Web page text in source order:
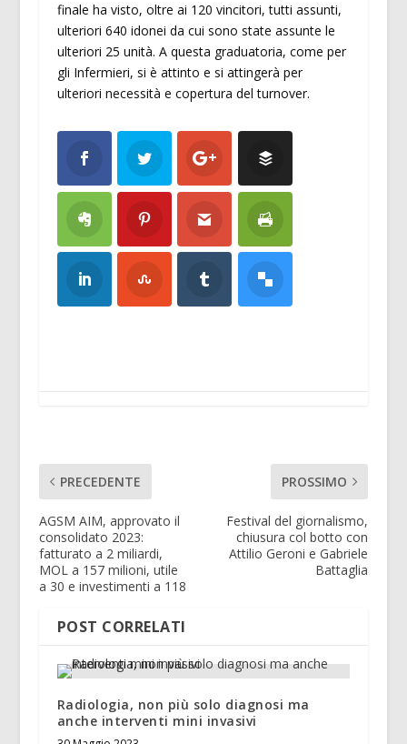
finale ha visto, oltre ai 120 vincitori, tutti assunti,
ulteriori 640 idonei da cui sono state assunte le
ulteriori 25 unità. A questa graduatoria, come per
gli Infermieri, si è attinto e si attingerà per
ulteriori necessità e copertura del turnover.
PRECEDENTE
AGSM AIM, approvato il
consolidato 2023:
fatturato a 2 miliardi,
MOL a 157 milioni, utile
a 30 e investimenti a 118
PROSSIMO
Festival del giornalismo,
chiusura col botto con
Attilio Geroni e Gabriele
Battaglia
POST CORRELATI
Radiologia, non più solo diagnosi ma
anche interventi mini invasivi